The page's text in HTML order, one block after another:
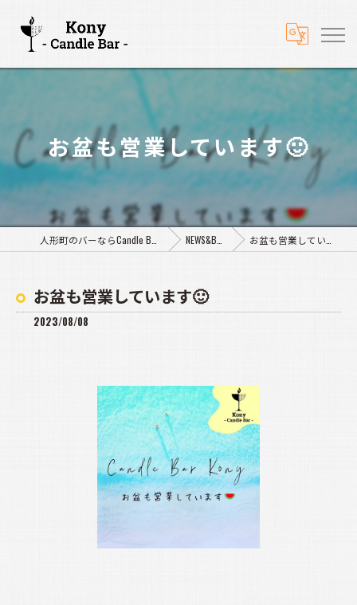
お盆も営業しています🙂
NEWS&BLOG お盆も営業しています🙂
お盆も営業しています🙂
2023/08/08